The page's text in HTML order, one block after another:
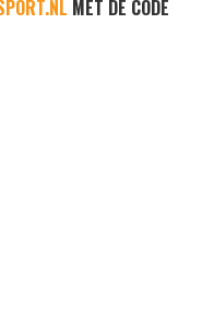
MET DE CODE